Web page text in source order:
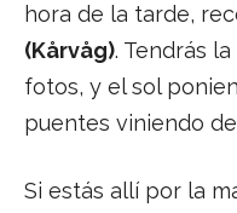
hora de la tarde,
(Kårvåg). Tendrás
fotos, y el sol
puentes viniendo
Si estás allí por la